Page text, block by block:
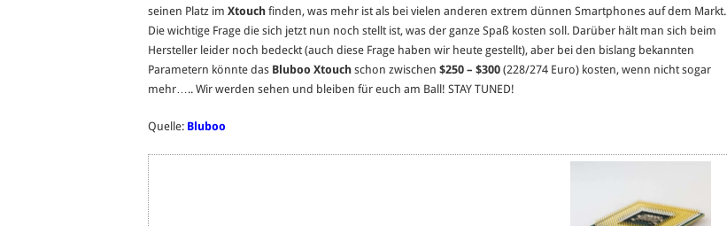
seinen Platz im Xtouch finden, was mehr ist als bei vielen anderen extrem dünnen Smartphones auf dem Markt.
Die wichtige Frage die sich jetzt nun noch stellt ist, was der ganze Spaß kosten soll. Darüber hält man sich beim
Hersteller leider noch bedeckt (auch diese Frage haben wir heute gestellt), aber bei den bislang bekannten
Parametern könnte das Bluboo Xtouch schon zwischen $250 – $300 (228/274 Euro) kosten, wenn nicht sogar
mehr….. Wir werden sehen und bleiben für euch am Ball! STAY TUNED!
Quelle: Bluboo